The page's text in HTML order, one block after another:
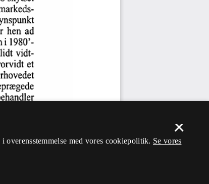
×
overensstemmelse med vores cookiepolitik. Se vores